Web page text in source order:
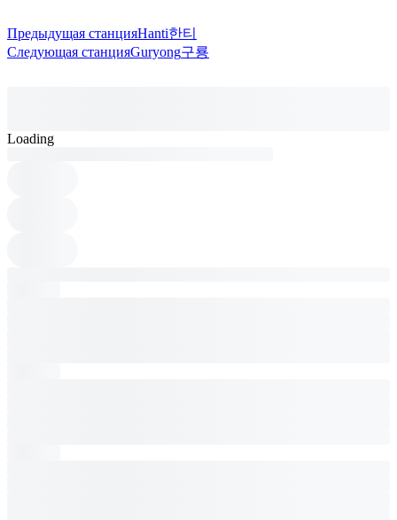
Предыдущая станцияHanti한티
Следующая станцияGuryong구룡
Loading